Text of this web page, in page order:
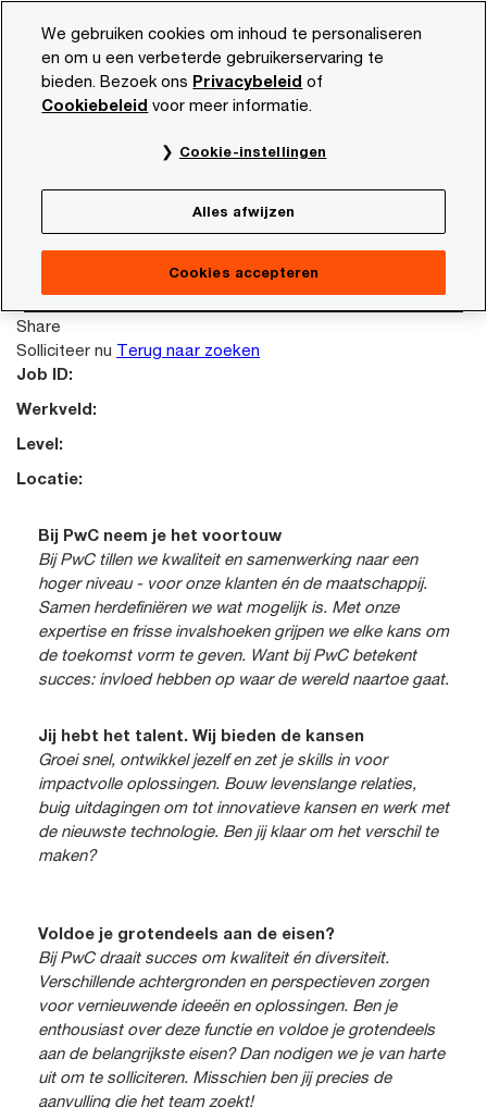
content
footer
PwC NL Carrière Vacature beschrijving
search again to look for other opportunities.
Terug naar zoeken
Failed reading job content.
Solliciteer nu
Share
Solliciteer nu Terug naar zoeken
Job ID:
Werkveld:
Level:
Locatie:
Bij PwC neem je het voortouw
Bij PwC tillen we kwaliteit en samenwerking naar een
hoger niveau - voor onze klanten én de maatschappij.
Samen herdefiniëren we wat mogelijk is. Met onze
expertise en frisse invalshoeken grijpen we elke kans om
de toekomst vorm te geven. Want bij PwC betekent
succes: invloed hebben op waar de wereld naartoe gaat.
Jij hebt het talent. Wij bieden de kansen
Groei snel, ontwikkel jezelf en zet je skills in voor
impactvolle oplossingen. Bouw levenslange relaties,
buig uitdagingen om tot innovatieve kansen en werk met
de nieuwste technologie. Ben jij klaar om het verschil te
maken?
Voldoe je grotendeels aan de eisen?
Bij PwC draait succes om kwaliteit én diversiteit.
Verschillende achtergronden en perspectieven zorgen
voor vernieuwende ideeën en oplossingen. Ben je
enthousiast over deze functie en voldoe je grotendeels
aan de belangrijkste eisen? Dan nodigen we je van harte
uit om te solliciteren. Misschien ben jij precies de
aanvulling die het team zoekt!
We gebruiken cookies om inhoud te personaliseren
en om u een verbeterde gebruikerservaring te
bieden. Bezoek ons Privacybeleid of
Cookiebeleid voor meer informatie.
Cookie-instellingen
Alles afwijzen
Cookies accepteren